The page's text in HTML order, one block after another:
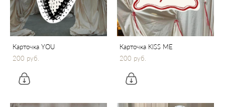
Карточка YOU
200 pуб.
Карточка KISS ME
200 pуб.